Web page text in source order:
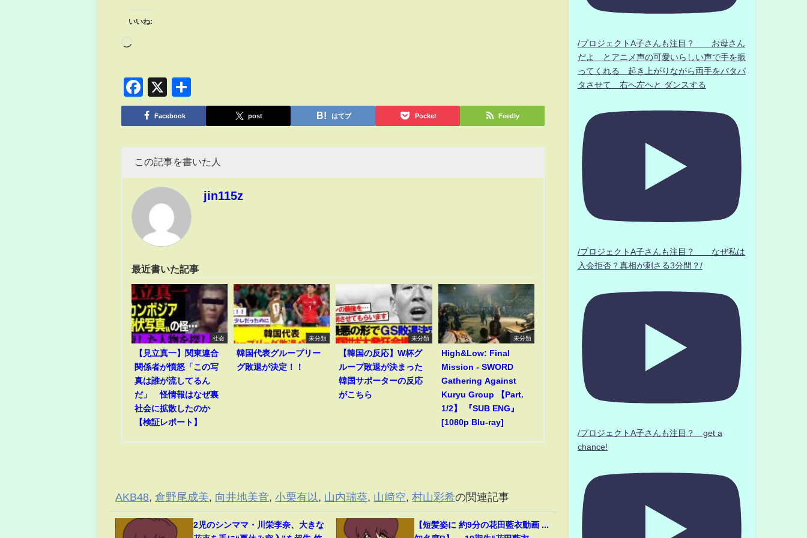
いいね:
Facebook
X
有
Facebook post はてブ Pocket Feedly
この記事を書いた人
jin115z
最近書いた記事
社会
【見立真一】関東連合
関係者が憤怒「この写
真は誰が流してるん
だ」 怪情報はなぜ裏
社会に拡散したのか
【検証レポート】
未分類
韓国代表グループリー
グ敗退が決定！！
未分類
【韓国の反応】W杯グ
ループ敗退が決まった
韓国サポーターの反応
がこちら
未分類
High&Low: Final
Mission - SWORD
Gathering Against
Kuryu Group 【Part.
1/2】 『SUB ENG』
[1080p Blu-ray]
AKB48,倉野尾成美, 向井地美音,小栗有以, 山内瑞葵, 山﨑空,村山彩希の関連記事
2児のシンママ・川栄李奈、大きな
【短髪姿に 約9分の花田藍衣動画 ...
/プロジェクトA子さんも注目？ お母さん
だよ とアニメ声の可愛いらしい声で手を振
ってくれる 起き上がりながら両手をパタパ
タさせて 右へ左へと ダンスする
/プロジェクトA子さんも注目？ なぜ私は
入会拒否？真相が刺さる3分間？/
/プロジェクトA子さんも注目？ get a
chance!